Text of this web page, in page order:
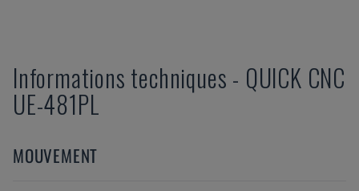
Informations techniques - QUICK CNC
UE-481PL
MOUVEMENT